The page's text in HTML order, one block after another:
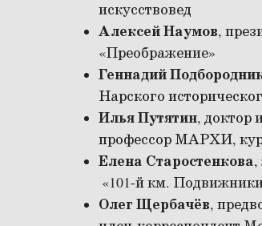
искусствовед
Алексей Наумов,
«Преображение»
Геннадий
Нарского
Илья Путятин, доктор
профессор МАРХИ,
Елена Старостенкова,
«101-й км.
Олег Щербачёв,